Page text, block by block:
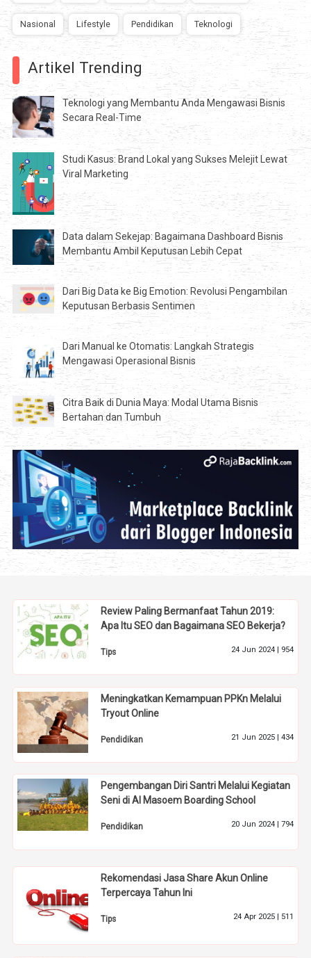
Nasional Lifestyle Pendidikan Teknologi
Artikel Trending
Teknologi yang Membantu Anda Mengawasi Bisnis
Secara Real-Time
Studi Kasus: Brand Lokal yang Sukses Melejit Lewat
Viral Marketing
Data dalam Sekejap: Bagaimana Dashboard Bisnis
Membantu Ambil Keputusan Lebih Cepat
Dari Big Data ke Big Emotion: Revolusi Pengambilan
Keputusan Berbasis Sentimen
Dari Manual ke Otomatis: Langkah Strategis
Mengawasi Operasional Bisnis
Citra Baik di Dunia Maya: Modal Utama Bisnis
Bertahan dan Tumbuh
Review Paling Bermanfaat Tahun 2019:
Apa Itu SEO dan Bagaimana SEO Bekerja?
Tips 24 Jun 2024 | 954
Meningkatkan Kemampuan PPKn Melalui
Tryout Online
Pendidikan 21 Jun 2025 | 434
Pengembangan Diri Santri Melalui Kegiatan
Seni di Al Masoem Boarding School
Pendidikan 20 Jun 2024 | 794
Rekomendasi Jasa Share Akun Online
Terpercaya Tahun Ini
Tips 24 Apr 2025 | 511